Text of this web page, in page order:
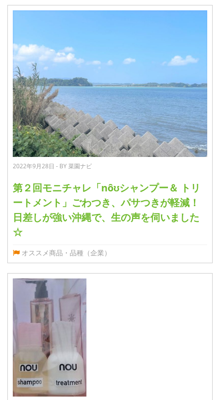
2022年9月28日 - BY 菜園ナビ
第２回モニチャレ「nôʊシャンプー＆ トリ
ートメント」ごわつき、パサつきが軽減！
日差しが強い沖縄で、生の声を伺いました
☆
オススメ商品・品種（企業）